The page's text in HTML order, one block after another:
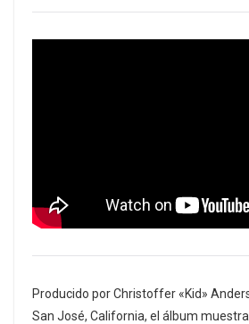
Producido por Christoffer «Kid»
San José, California, el álbum